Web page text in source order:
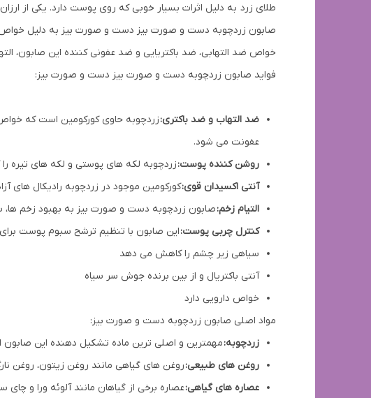
طلای زرد به دلیل اثرات بسیار خوبی که روی پوست دارد. یکی از
صابون زردچوبه دست و صورت بیز دست و صورت بیز به دلیل خواص ضد
خواص ضد التهابی، ضد باکتریایی و ضد عفونی کننده این صابون،
فواید صابون زردچوبه دست و صورت بیز دست و صورت بیز:
ضد التهاب و ضد باکتری:زردچوبه حاوی کورکومین است که
عفونت می شود.
روشن کننده پوست:زردچوبه لکه های پوستی و لکه های
آنتی اکسیدان قوی:کورکومین موجود در زردچوبه رادیکال های
التیام زخم:صابون زردچوبه دست و صورت بیز به بهبود زخم
کنترل چربی پوست:این صابون با تنظیم ترشح سبوم پوست
سیاهی زیر چشم را کاهش می دهد
آنتی باکتریال و از بین برنده جوش سر سیاه
خواص دارویی دارد
مواد اصلی صابون زردچوبه دست و صورت بیز:
زردچوبه:مهمترین و اصلی ترین ماده تشکیل دهنده این
روغن های طبیعی:روغن های گیاهی مانند روغن زیتون، روغن
عصاره های گیاهی:عصاره برخی از گیاهان مانند آلوئه ورا و